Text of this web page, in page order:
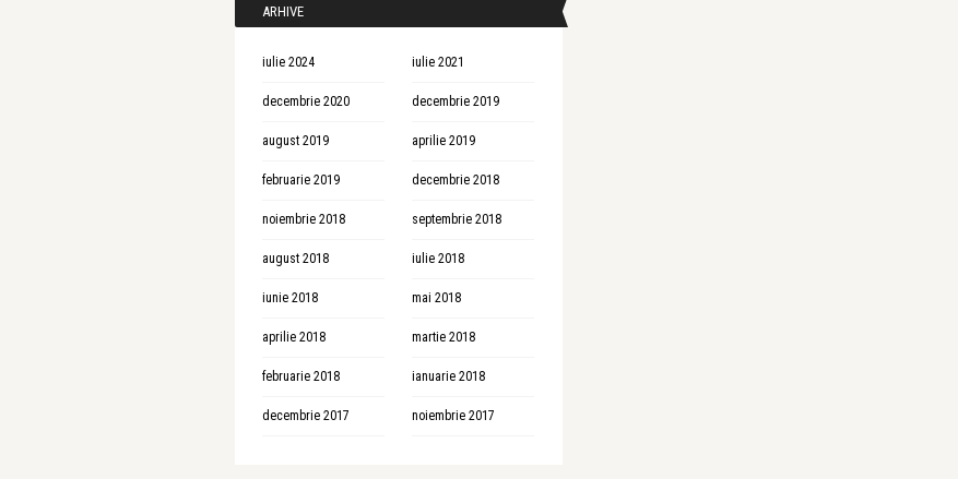
ARHIVE
iulie 2024 iulie 2021
decembrie 2020 decembrie 2019
august 2019 aprilie 2019
februarie 2019 decembrie 2018
noiembrie 2018 septembrie 2018
august 2018 iulie 2018
iunie 2018 mai 2018
aprilie 2018 martie 2018
februarie 2018 ianuarie 2018
decembrie 2017 noiembrie 2017